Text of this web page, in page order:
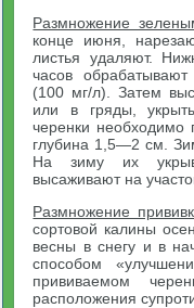
Размножение
конце июня,
листья удаляют.
часов
(100 мг/л). Затем
или в гряды,
черенки необходимо
глубина 1,5—2 см.
На зиму их
высаживают на
Размножение
сортовой калины
весны в снегу и в
способом
прививаемом
расположения